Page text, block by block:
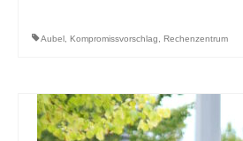
Aubel Kompromissvorschlag Rechenzentrum